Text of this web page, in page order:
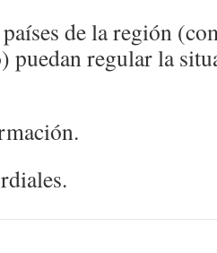
de la región
puedan regular la